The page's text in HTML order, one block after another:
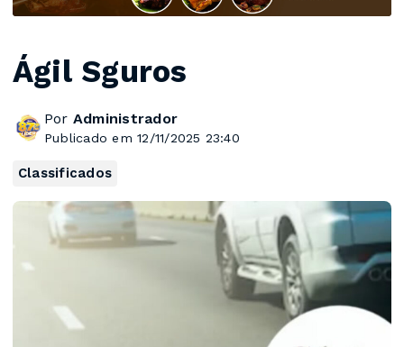
Ágil Sguros
Por Administrador
Publicado em 12/11/2025 23:40
Classificados